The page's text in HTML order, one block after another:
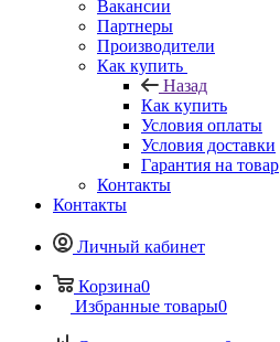
Вакансии
Партнеры
Производители
Как купить
Назад
Как купить
Условия оплаты
Условия доставки
Гарантия на товар
Контакты
Контакты
Личный кабинет
Корзина0
Избранные товары0